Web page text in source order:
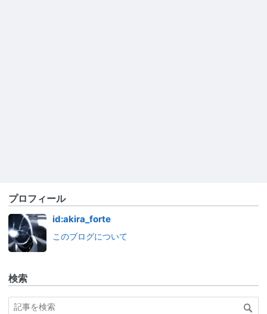
プロフィール
id:akira_forte
このブログについて
検索